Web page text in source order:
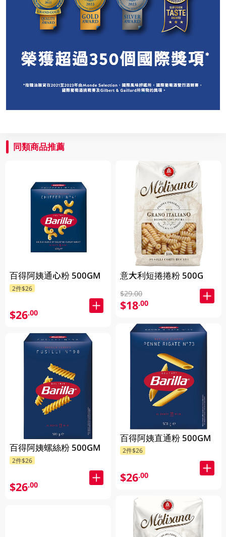
同類商品推薦
百得阿姨通心粉 500GM
2件$26
$26.00
百得阿姨螺絲粉 500GM
2件$26
$26.00
意大利短捲捲粉 500G
$29.00
$18.00
百得阿姨直通粉 500GM
2件$26
$26.00